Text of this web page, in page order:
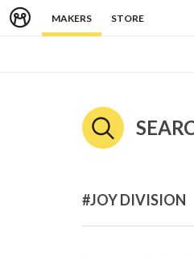
MAKERS STORE
#JOY DIVISION